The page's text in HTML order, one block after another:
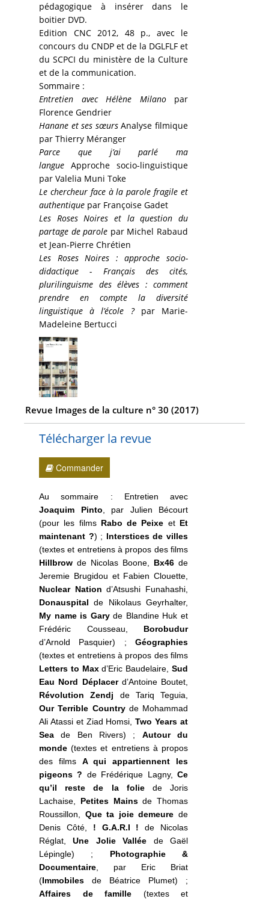
pédagogique à insérer dans le
boitier DVD.
Edition CNC 2012, 48 p., avec le
concours du CNDP et de la DGLFLF et
du SCPCI du ministère de la Culture
et de la communication.
Sommaire :
Entretien avec Hélène Milanopar
Florence Gendrier
Hanane et ses sœursAnalyse filmique
par Thierry Méranger
Parce que j’ai parlé ma
langue Approche socio-linguistique
par Valelia Muni Toke
Le chercheur face à la parole fragile et
authentique par Françoise Gadet
Les Roses Noires et la question du
partage de parole par Michel Rabaud
et Jean-Pierre Chrétien
Les Roses Noires : approche socio-
didactique - Français des cités,
plurilinguisme des élèves : comment
prendre en compte la diversité
linguistique à l’école ?par Marie-
Madeleine Bertucci
Revue Images de la culture n° 30 (2017)
Télécharger la revue
Commander
Au sommaire : Entretien avec
Joaquim Pinto , par Julien Bécourt
(pour les films Rabo de Peixe et Et
maintenant ?) ; Interstices de villes
(textes et entretiens à propos des films
Hillbrow de Nicolas Boone, Bx46 de
Jeremie Brugidou et Fabien Clouette,
Nuclear Nation d’Atsushi Funahashi,
Donauspital de Nikolaus Geyrhalter,
My name is Garyde Blandine Huk et
Frédéric Cousseau, Borobudur
d’Arnold Pasquier) ;Géographies
(textes et entretiens à propos des films
Letters to Maxd’Eric Baudelaire,Sud
Eau Nord Déplacerd’Antoine Boutet,
Révolution Zendj de Tariq Teguia,
Our Terrible Countryde Mohammad
Ali Atassi et Ziad Homsi,Two Years at
Seade Ben Rivers) ; Autour du
monde (textes et entretiens à propos
des films A qui appartiennent les
pigeons ? de Frédérique Lagny,Ce
qu’il reste de la folie de Joris
Lachaise, Petites Mainsde Thomas
Roussillon, Que ta joie demeure de
Denis Côté, ! G.A.R.I ! de Nicolas
Réglat,Une Jolie Vallée de Gaël
Lépingle) ; Photographie &
Documentaire , par Eric Briat
(Immobiles de Béatrice Plumet) ;
Affaires de famille (textes et